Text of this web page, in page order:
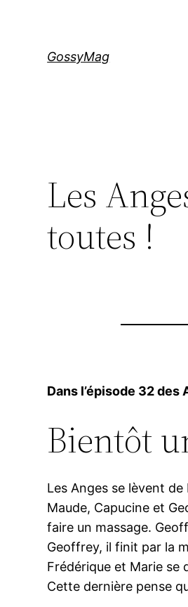
GossyMag
Les
toutes !
Dans l’épisode 32
Bientôt
Les Anges se lèvent
Maude, Capucine et
faire un massage.
Geoffrey, il finit par la
Frédérique et Marie se
Cette dernière pense